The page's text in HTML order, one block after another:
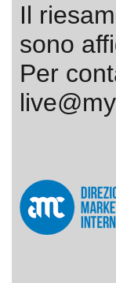
Il
sono
Per